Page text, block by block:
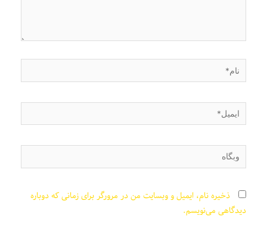
نام*
ایمیل*
وبگاه
ذخیره نام، ایمیل و وبسایت من در مرورگر برای زمانی که دوباره
دیدگاهی می‌نویسم.